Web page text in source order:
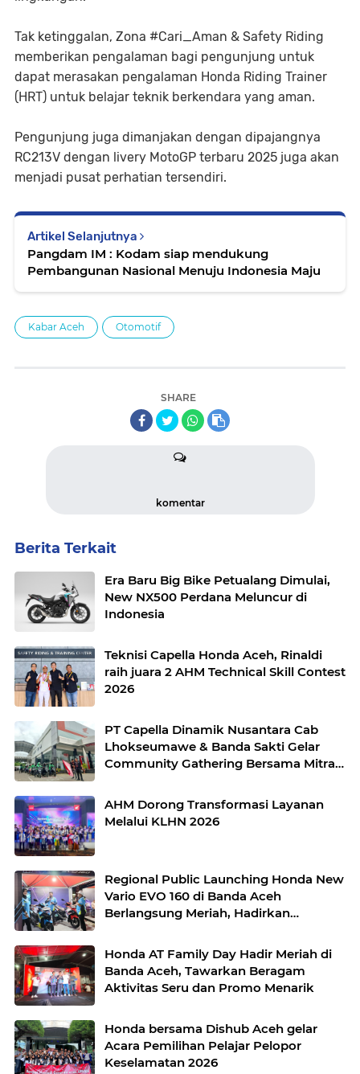
Tak ketinggalan, Zona #Cari_Aman & Safety Riding
memberikan pengalaman bagi pengunjung untuk
dapat merasakan pengalaman Honda Riding Trainer
(HRT) untuk belajar teknik berkendara yang aman.
Pengunjung juga dimanjakan dengan dipajangnya
RC213V dengan livery MotoGP terbaru 2025 juga akan
menjadi pusat perhatian tersendiri.
Artikel Selanjutnya
Pangdam IM : Kodam siap mendukung
Pembangunan Nasional Menuju Indonesia Maju
Kabar Aceh Otomotif
SHARE
komentar
Berita Terkait
Era Baru Big Bike Petualang Dimulai,
New NX500 Perdana Meluncur di
Indonesia
Teknisi Capella Honda Aceh, Rinaldi
raih juara 2 AHM Technical Skill Contest
2026
PT Capella Dinamik Nusantara Cab
Lhokseumawe & Banda Sakti Gelar
Community Gathering Bersama Mitra
AHM Dorong Transformasi Layanan
Melalui KLHN 2026
Regional Public Launching Honda New
Vario EVO 160 di Banda Aceh
Berlangsung Meriah, Hadirkan
Masyarakat
Honda AT Family Day Hadir Meriah di
Banda Aceh, Tawarkan Beragam
Aktivitas Seru dan Promo Menarik
Honda bersama Dishub Aceh gelar
Acara Pemilihan Pelajar Pelopor
Keselamatan 2026